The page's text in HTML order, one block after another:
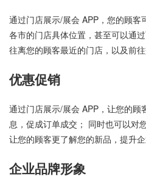
通过门店展示/展会 APP，您的顾
各市的门店具体位置，甚至可以通
往离您的顾客最近的门店，以及前往
优惠促销
通过门店展示/展会 APP，让您的
息，促成订单成交； 同时也可以对
让您的顾客更了解您的新品，提升企
企业品牌形象